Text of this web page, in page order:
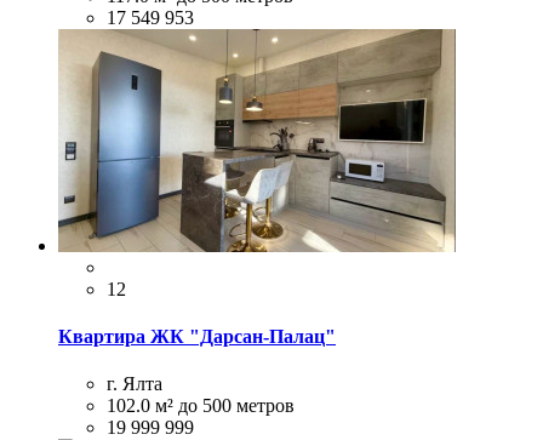
17 549 953
12
Квартира ЖК "Дарсан-Палац"
г. Ялта
102.0 м² до 500 метров
19 999 999